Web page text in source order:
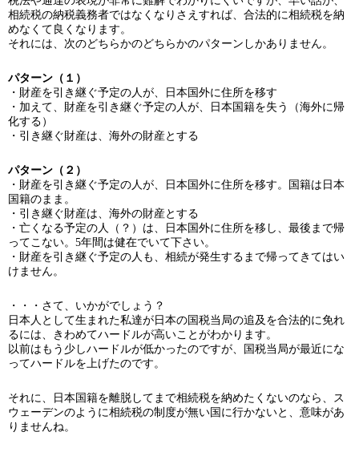
相続税の納税義務者ではなくなりさえすれば、合法的に相続税を納
めなくて良くなります。
それには、次のどちらかのどちらかのパターンしかありません。
パターン（１）
・財産を引き継ぐ予定の人が、日本国外に住所を移す
・加えて、財産を引き継ぐ予定の人が、日本国籍を失う（海外に帰
化する）
・引き継ぐ財産は、海外の財産とする
パターン（２）
・財産を引き継ぐ予定の人が、日本国外に住所を移す。国籍は日本
国籍のまま。
・引き継ぐ財産は、海外の財産とする
・亡くなる予定の人（？）は、日本国外に住所を移し、最後まで帰
ってこない。5年間は健在でいて下さい。
・財産を引き継ぐ予定の人も、相続が発生するまで帰ってきてはい
けません。
・・・さて、いかがでしょう？
日本人として生まれた私達が日本の国税当局の追及を合法的に免れ
るには、きわめてハードルが高いことがわかります。
以前はもう少しハードルが低かったのですが、国税当局が最近にな
ってハードルを上げたのです。
それに、日本国籍を離脱してまで相続税を納めたくないのなら、ス
ウェーデンのように相続税の制度が無い国に行かないと、意味があ
りませんね。